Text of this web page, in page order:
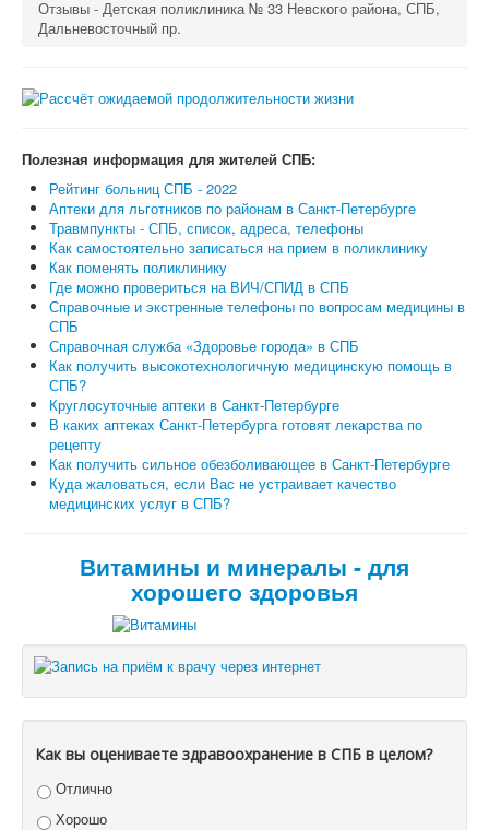
Отзывы - Детская поликлиника № 33 Невского района, СПБ,
Дальневосточный пр.
Полезная информация для жителей СПБ:
Рейтинг больниц СПБ - 2022
Аптеки для льготников по районам в Санкт-Петербурге
Травмпункты - СПБ, список, адреса, телефоны
Как самостоятельно записаться на прием в поликлинику
Как поменять поликлинику
Где можно провериться на ВИЧ/СПИД в СПБ
Справочные и экстренные телефоны по вопросам медицины в
СПБ
Справочная служба «Здоровье города» в СПБ
Как получить высокотехнологичную медицинскую помощь в
СПБ?
Круглосуточные аптеки в Санкт-Петербурге
В каких аптеках Санкт-Петербурга готовят лекарства по
рецепту
Как получить сильное обезболивающее в Санкт-Петербурге
Куда жаловаться, если Вас не устраивает качество
медицинских услуг в СПБ?
Витамины и минералы - для
хорошего здоровья
Как вы оцениваете здравоохранение в СПБ в целом?
Отлично
Хорошо